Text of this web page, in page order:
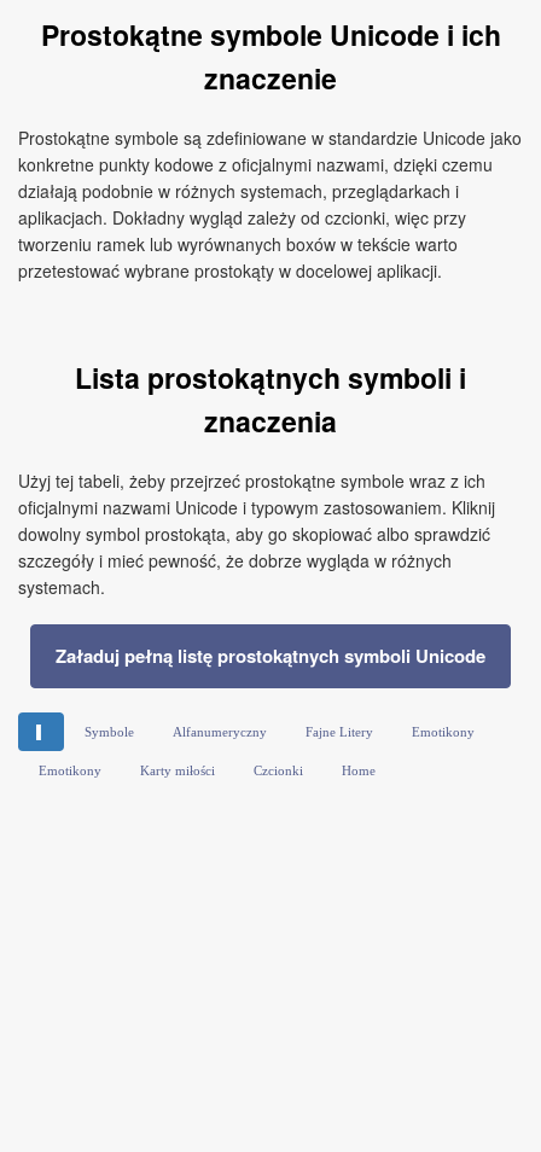
Prostokątne symbole Unicode i ich
znaczenie
Prostokątne symbole są zdefiniowane w standardzie Unicode jako
konkretne punkty kodowe z oficjalnymi nazwami, dzięki czemu
działają podobnie w różnych systemach, przeglądarkach i
aplikacjach. Dokładny wygląd zależy od czcionki, więc przy
tworzeniu ramek lub wyrównanych boxów w tekście warto
przetestować wybrane prostokąty w docelowej aplikacji.
Lista prostokątnych symboli i
znaczenia
Użyj tej tabeli, żeby przejrzeć prostokątne symbole wraz z ich
oficjalnymi nazwami Unicode i typowym zastosowaniem. Kliknij
dowolny symbol prostokąta, aby go skopiować albo sprawdzić
szczegóły i mieć pewność, że dobrze wygląda w różnych
systemach.
Załaduj pełną listę prostokątnych symboli Unicode
Symbole Alfanumeryczny Fajne Litery Emotikony
Emotikony Karty miłości Czcionki Home